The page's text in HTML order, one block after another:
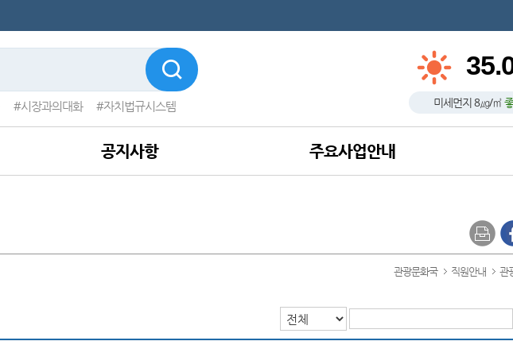
미세먼지8㎍/㎥
시장과의대화 자치법규시스템
공지사항 주요사업안내
관광문화국 직원안내 관